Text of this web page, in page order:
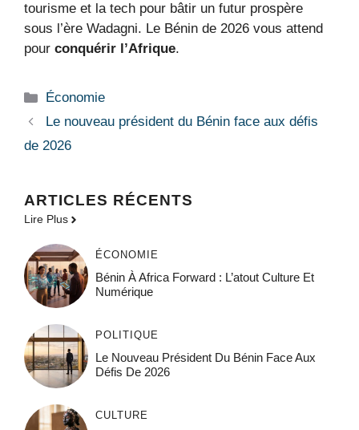
tourisme et la tech pour bâtir un futur prospère
sous l’ère Wadagni. Le Bénin de 2026 vous attend
pour conquérir l’Afrique.
Catégories
Économie
Le nouveau président du Bénin face aux défis
de 2026
ARTICLES RÉCENTS
Lire Plus
ÉCONOMIE
Bénin À Africa Forward : L’atout Culture Et
Numérique
POLITIQUE
Le Nouveau Président Du Bénin Face Aux
Défis De 2026
CULTURE